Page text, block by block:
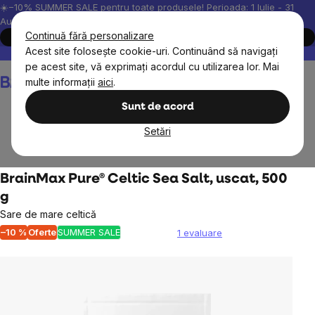
Continuă fără personalizare
Acest site folosește cookie-uri. Continuând să navigați
pe acest site, vă exprimați acordul cu utilizarea lor. Mai
multe informații aici.
Sunt de acord
Setări
Treci
la
conținut
☀️−10% SUMMER SALE pentru toate produsele! Perioada: 1 Iulie - 31
August, 2026.
Cumpără acum
Peste 200.000 de recenzii verificate
Produsele noastre sunt
Coş
de
BrainMax Pure® Celtic Sea Salt, uscat, 500
g
Sare de mare celtică
–10 % OferteSUMMER SALE
Evaluarea
1 evaluare